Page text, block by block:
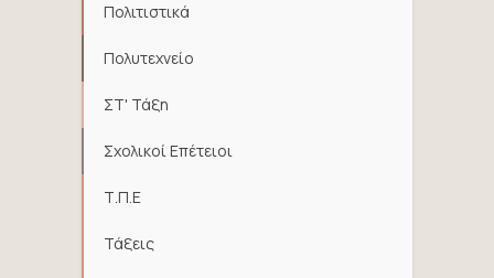
Πολιτιστικά
Πολυτεχνείο
ΣΤ' Τάξη
Σχολικοί Επέτειοι
Τ.Π.Ε
Τάξεις